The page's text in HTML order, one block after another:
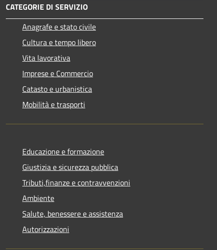
CATEGORIE DI SERVIZIO
Anagrafe e stato civile
Cultura e tempo libero
Vita lavorativa
Imprese e Commercio
Catasto e urbanistica
Mobilità e trasporti
Educazione e formazione
Giustizia e sicurezza pubblica
Tributi,finanze e contravvenzioni
Ambiente
Salute, benessere e assistenza
Autorizzazioni